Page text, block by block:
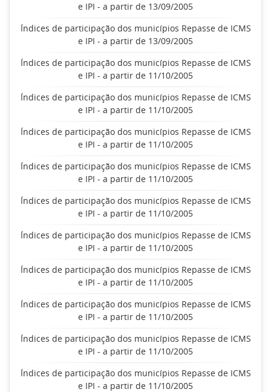
e IPI - a partir de 13/09/2005
Índices de participação dos municípios Repasse de ICMS
e IPI - a partir de 13/09/2005
Índices de participação dos municípios Repasse de ICMS
e IPI - a partir de 11/10/2005
Índices de participação dos municípios Repasse de ICMS
e IPI - a partir de 11/10/2005
Índices de participação dos municípios Repasse de ICMS
e IPI - a partir de 11/10/2005
Índices de participação dos municípios Repasse de ICMS
e IPI - a partir de 11/10/2005
Índices de participação dos municípios Repasse de ICMS
e IPI - a partir de 11/10/2005
Índices de participação dos municípios Repasse de ICMS
e IPI - a partir de 11/10/2005
Índices de participação dos municípios Repasse de ICMS
e IPI - a partir de 11/10/2005
Índices de participação dos municípios Repasse de ICMS
e IPI - a partir de 11/10/2005
Índices de participação dos municípios Repasse de ICMS
e IPI - a partir de 11/10/2005
Índices de participação dos municípios Repasse de ICMS
e IPI - a partir de 11/10/2005